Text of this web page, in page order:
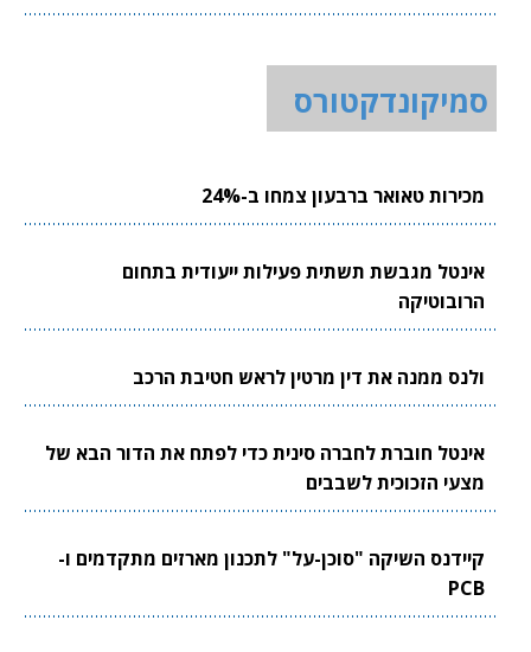
סמיקונדקטורס
מכירות טאואר ברבעון צמחו ב-24%
אינטל מגבשת תשתית פעילות ייעודית בתחום
הרובוטיקה
ולנס ממנה את דין מרטין לראש חטיבת הרכב
אינטל חוברת לחברה סינית כדי לפתח את הדור הבא של
מצעי הזכוכית לשבבים
קיידנס השיקה "סוכן-על" לתכנון מארזים מתקדמים ו-
PCB